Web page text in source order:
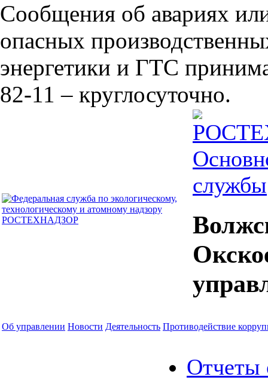
Сообщения об авариях
опасных
энергетики и ГТС
82-11 – круглосуточно.
службы
Об управлении Новости Деятельность Противодействие
Отчеты